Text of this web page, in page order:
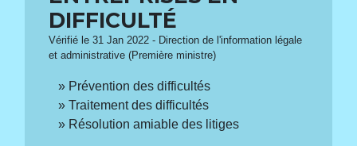
DIFFICULTÉ
Vérifié le 31 Jan 2022 - Direction de l'information légale
et administrative (Première ministre)
Prévention des difficultés
Traitement des difficultés
Résolution amiable des litiges